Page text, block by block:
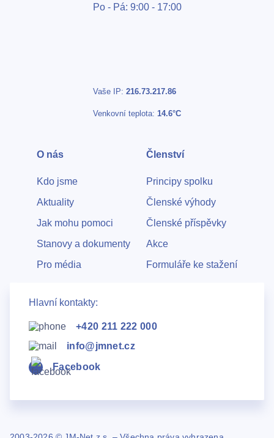
Vaše IP: 216.73.217.86
Venkovní teplota: 14.6°C
Po - Pá: 9:00 - 17:00
O nás
Kdo jsme
Aktuality
Jak mohu pomoci
Stanovy a dokumenty
Pro média
Členství
Principy spolku
Členské výhody
Členské příspěvky
Akce
Formuláře ke stažení
Hlavní kontakty:
+420 211 222 000
info@jmnet.cz
Facebook